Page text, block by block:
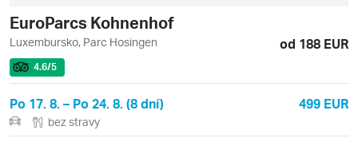
EuroParcs Kohnenhof
Luxembursko, Parc Hosingen od 188 EUR
4.6/5
Po 17. 8. – Po 24. 8. (8 dní) 499 EUR
bez stravy